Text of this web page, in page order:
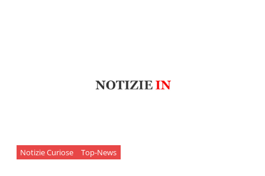
Notizie Curiose Top-News